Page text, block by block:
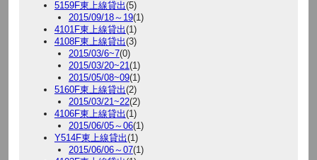
5159F東上線貸出(5)
2015/09/18～19(1)
4101F東上線貸出(1)
4108F東上線貸出(3)
2015/03/6~7(0)
2015/03/20~21(1)
2015/05/08~09(1)
5160F東上線貸出(2)
2015/03/21~22(2)
4106F東上線貸出(1)
2015/06/05～06(1)
Y514F東上線貸出(1)
2015/06/06～07(1)